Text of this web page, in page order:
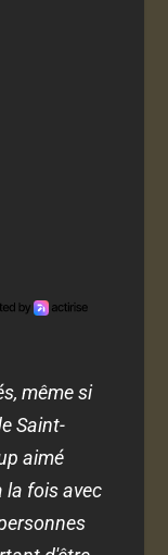
même si
Saint-
aimé
la fois avec